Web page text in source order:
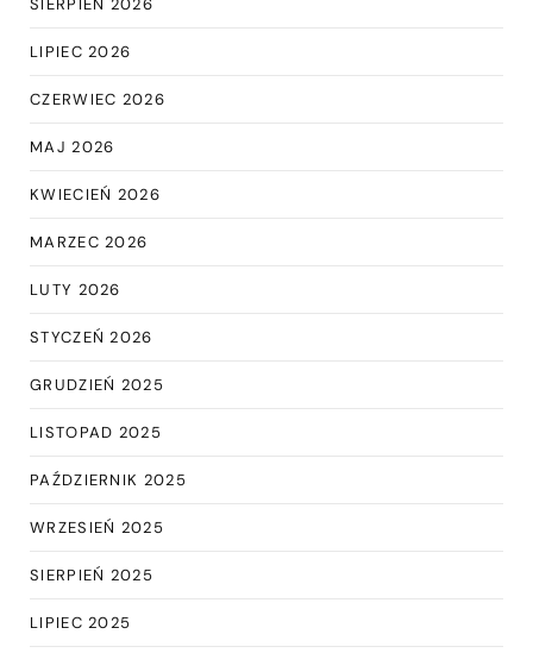
LIPIEC 2026
CZERWIEC 2026
MAJ 2026
KWIECIEŃ 2026
MARZEC 2026
LUTY 2026
STYCZEŃ 2026
GRUDZIEŃ 2025
LISTOPAD 2025
PAŹDZIERNIK 2025
WRZESIEŃ 2025
SIERPIEŃ 2025
LIPIEC 2025